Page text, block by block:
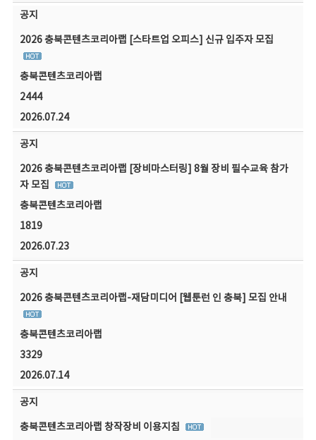
공지
2026 충북콘텐츠코리아랩 [스타트업 오피스] 신규 입주자 모집
충북콘텐츠코리아랩
2444
2026.07.24
공지
2026 충북콘텐츠코리아랩 [장비마스터링] 8월 장비 필수교육 참가
자 모집
충북콘텐츠코리아랩
1819
2026.07.23
공지
2026 충북콘텐츠코리아랩-재담미디어 [웹툰런 인 충북] 모집 안내
충북콘텐츠코리아랩
3329
2026.07.14
공지
충북콘텐츠코리아랩 창작장비 이용지침